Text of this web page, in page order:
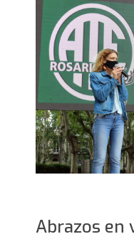
Abrazos en